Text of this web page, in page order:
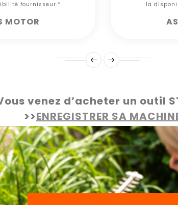
fournisseur.*
MOTOR
la
venez d’acheter un outil
>>ENREGISTRER SA